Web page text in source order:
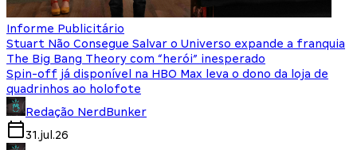
Informe Publicitário
Stuart Não Consegue Salvar o Universo expande a franquia
The Big Bang Theory com “herói” inesperado
Spin-off já disponível na HBO Max leva o dono da loja de
quadrinhos ao holofote
Redação NerdBunker
31.jul.26